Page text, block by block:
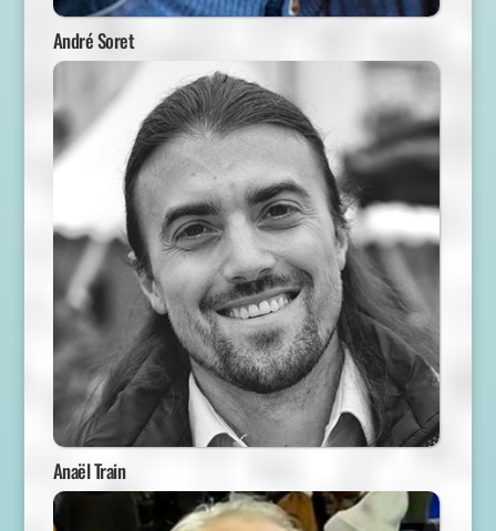
André Soret
Anaël Train